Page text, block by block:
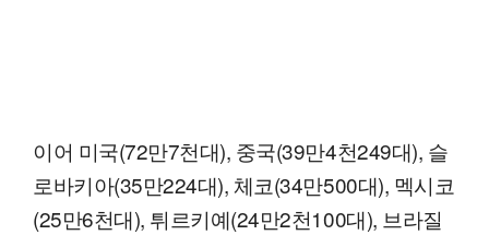
이어 미국(72만7천대), 중국(39만4천249대), 슬
로바키아(35만224대), 체코(34만500대), 멕시코
(25만6천대), 튀르키예(24만2천100대), 브라질